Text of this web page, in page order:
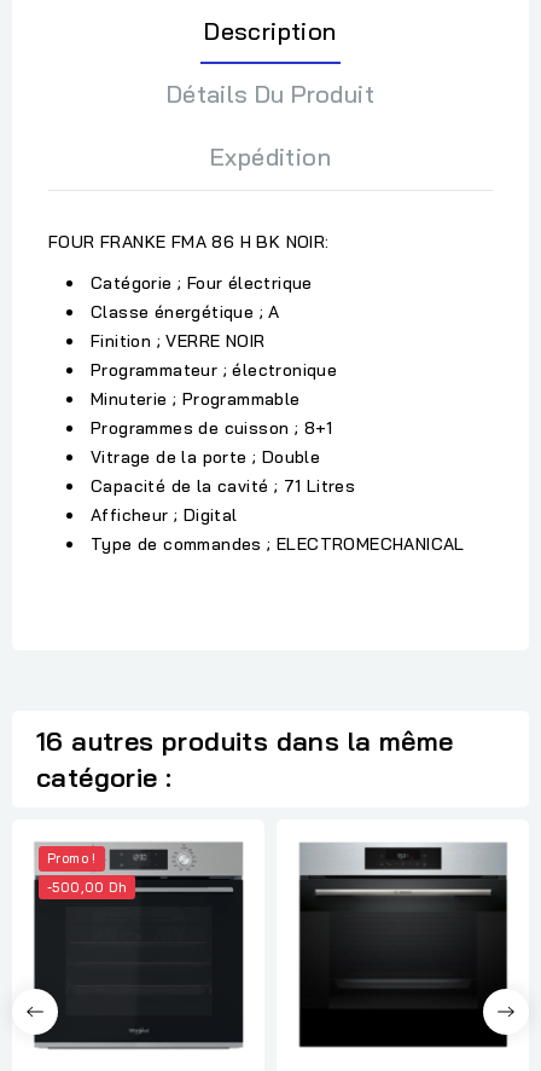
Description
Détails Du Produit
Expédition
FOUR FRANKE FMA 86 H BK NOIR:
Catégorie ; Four électrique
Classe énergétique ; A
Finition ; VERRE NOIR
Programmateur ; électronique
Minuterie ; Programmable
Programmes de cuisson ; 8+1
Vitrage de la porte ; Double
Capacité de la cavité ; 71 Litres
Afficheur ; Digital
Type de commandes ; ELECTROMECHANICAL
16 autres produits dans la même
catégorie :
Promo !
-500,00 Dh